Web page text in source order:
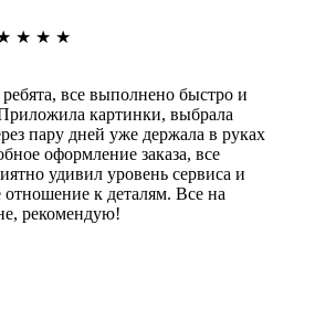
★ ★ ★
все выполнено быстро и
картинки, выбрала
пару дней уже держала в руках
оформление заказа, все
удивил уровень сервиса и
отношение к деталям. Все на
рекомендую!